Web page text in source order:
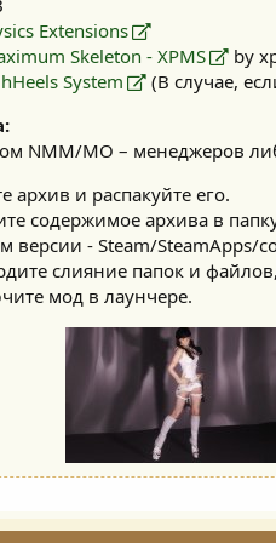
Extensions
Skeleton - XPMS
by
System
(В случае,
NMM/MO – менеджеров
архив и распакуйте его.
содержимое архива в
версии - Steam/SteamApps/
слияние папок и
мод в лаунчере.